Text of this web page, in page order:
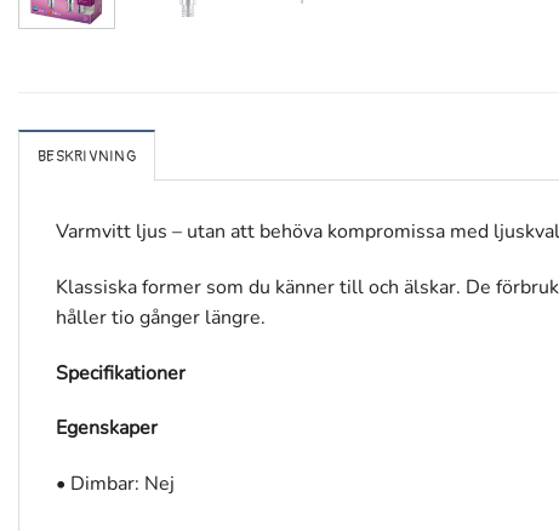
BESKRIVNING
Varmvitt ljus – utan att behöva kompromissa med
Klassiska former som du känner till och älskar. De
håller tio gånger längre.
Specifikationer
Egenskaper
• Dimbar: Nej